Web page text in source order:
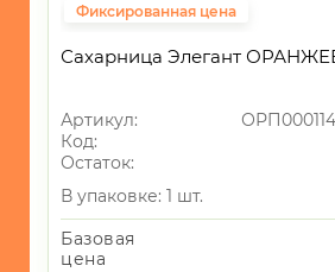
Фиксированная цена
Сахарница Элегант
Артикул:
Код:
Остаток:
В упаковке: 1 шт.
Базовая
цена